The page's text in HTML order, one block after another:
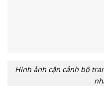
Hình ảnh cận cảnh bộ